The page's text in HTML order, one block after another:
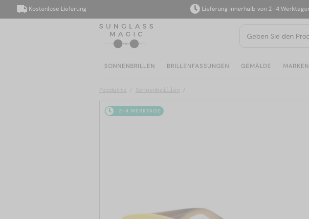
Kostenlose Lieferung Lieferung innerhalb von 2–4 Werktagen
SONNENBRILLEN BRILLENFASSUNGEN GEMÄLDE MARKEN
Produkte Sonnenbrillen
2-4 WERKTAGE